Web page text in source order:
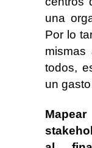
una
Por lo
mismas
todos,
un